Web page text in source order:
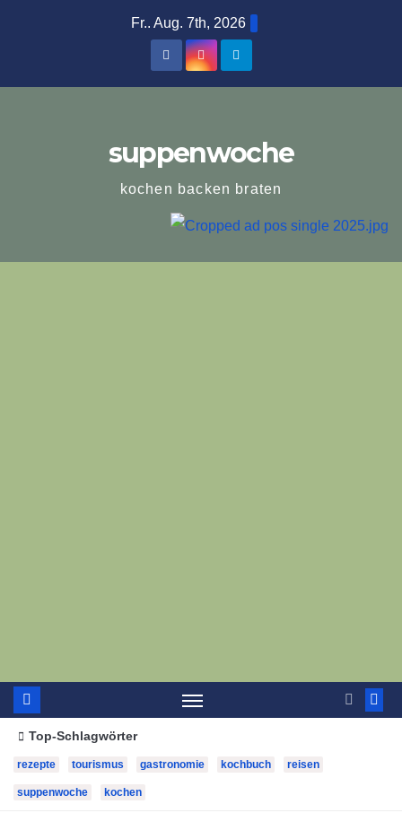
Fr.. Aug. 7th, 2026
suppenwoche
kochen backen braten
Top-Schlagwörter
rezepte tourismus gastronomie kochbuch reisen
suppenwoche kochen